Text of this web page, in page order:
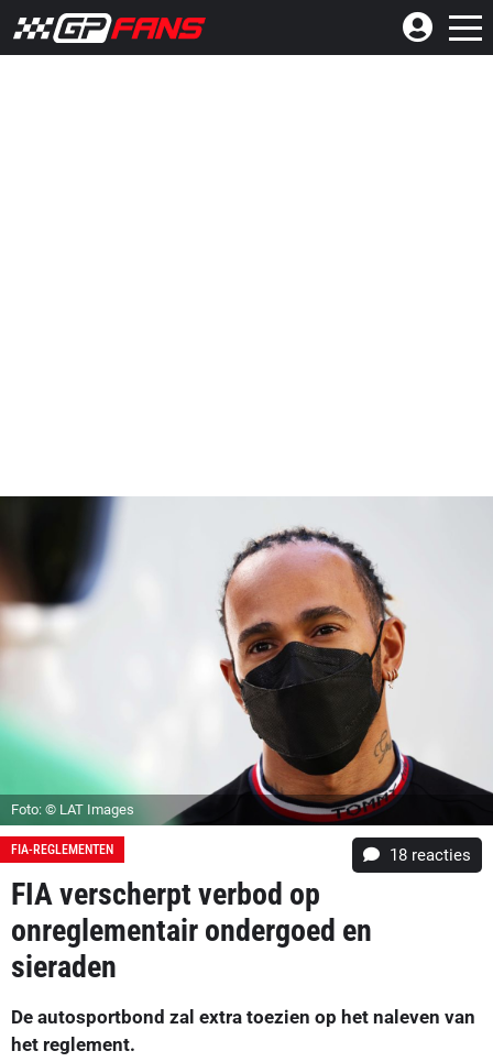
Foto: © LAT Images
FIA-REGLEMENTEN 18 reacties
FIA verscherpt verbod op
onreglementair ondergoed en
sieraden
De autosportbond zal extra toezien op het naleven van
het reglement.